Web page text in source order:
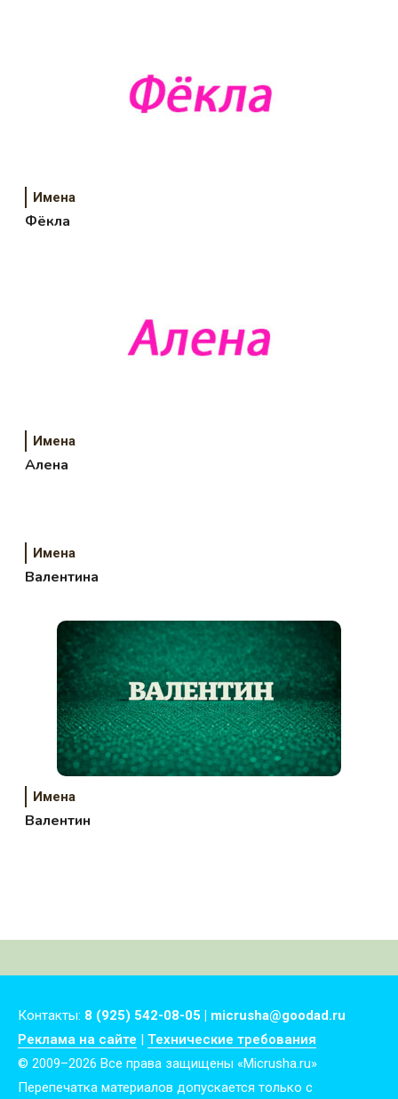
Имена
Фёкла
Имена
Алена
Имена
Валентина
Имена
Валентин
Контакты: 8 (925) 542-08-05 | micrusha@goodad.ru
Реклама на сайте | Технические требования
© 2009–2026 Все права защищены «Micrusha.ru»
Перепечатка материалов допускается только с